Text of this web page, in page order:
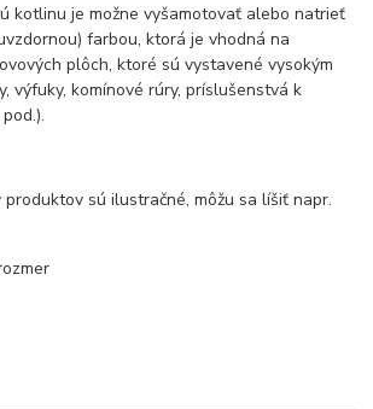
kotlinu je možne vyšamotovať alebo natrieť
farbou, ktorá je vhodná na
plôch, ktoré sú vystavené vysokým
výfuky, komínové rúry, príslušenstvá k
produktov sú ilustračné, môžu sa líšiť napr.